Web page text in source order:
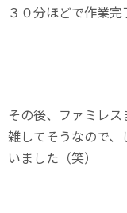
３０分ほどで作業完
その後、ファミレ
雑してそうなので
いました（笑）